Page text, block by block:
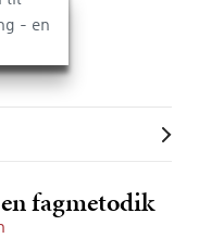
fagmetodik